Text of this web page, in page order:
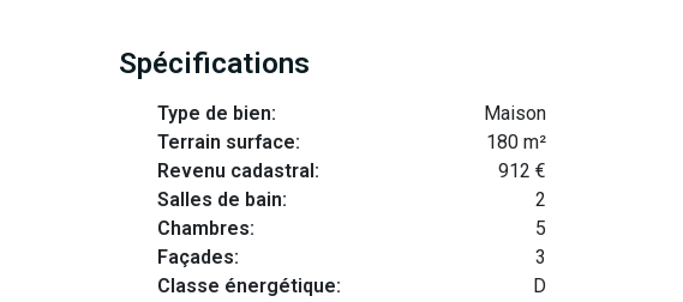
Spécifications
Type de bien:
Maison
Terrain surface:
180 m²
Revenu cadastral:
912 €
Salles de bain:
2
Chambres:
5
Façades:
3
Classe énergétique:
D